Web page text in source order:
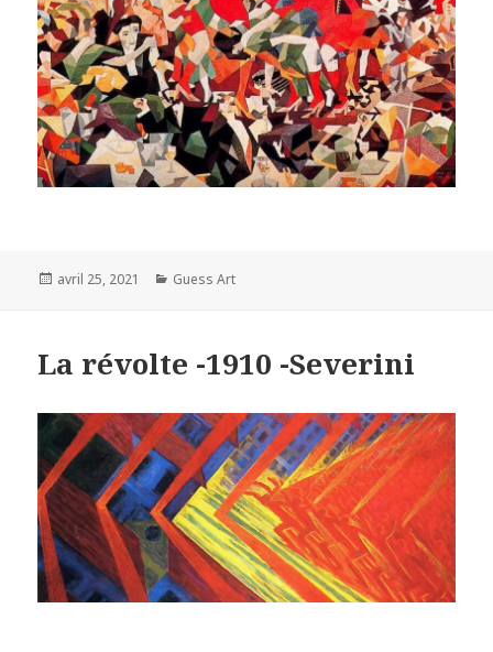
Posted
avril 25, 2021 Categories
Guess Art
La révolte -1910 -Severini